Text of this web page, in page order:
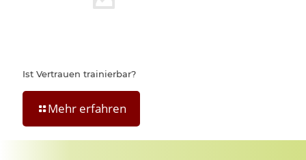
Ist Vertrauen trainierbar?
Mehr erfahren